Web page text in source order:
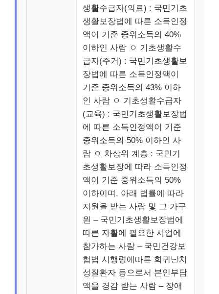
생활수급자(의료) : 국민기초
생활보장법에 따른 소득인정
액이 기준 중위소득의 40%
이하인 사람 ㅇ 기초생활수
급자(주거) : 국민기초생활보
장법에 따른 소득인정액이
기준 중위소득의 43% 이하
인 사람 ㅇ 기초생활수급자
(교육) : 국민기초생활보장법
에 따른 소득인정액이 기준
중위소득의 50% 이하인 사
람 ㅇ 차상위 계층 : 국민기
초생활보장에 따라 소득인정
액이 기준 중위소득의 50%
이하이며, 아래 법률에 따라
지원을 받는 사람 및 그 가구
원 – 국민기초생활보장법에
따른 자활에 필요한 사업에
참가하는 사람 – 국민건강보
험법 시행령에따른 희귀난치
성질환자 등으로서 본인부담
액을 경감 받는 사람 – 장애